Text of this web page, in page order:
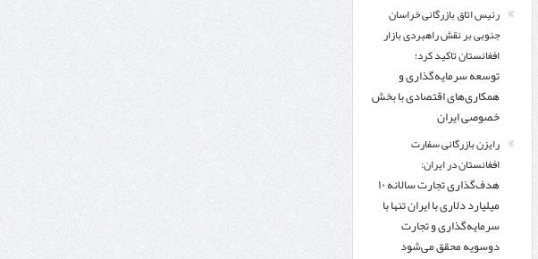
رئیس اتاق بازرگانی خراسان
جنوبی بر نقش راهبردی بازار
افغانستان تاکید کرد؛
توسعه سرمایه‌گذاری و
همکاری‌های اقتصادی با بخش
خصوصی ایران
رایزن بازرگانی سفارت
افغانستان در ایران:
هدف‌گذاری تجارت سالانه ۱۰
میلیارد دلاری با ایران تنها با
سرمایه‌گذاری و تجارت
دوسویه محقق می‌شود